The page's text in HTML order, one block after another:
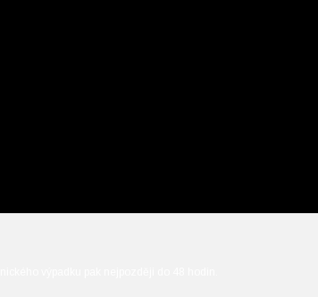
výpadku pak nejpozději do 48 hodin.